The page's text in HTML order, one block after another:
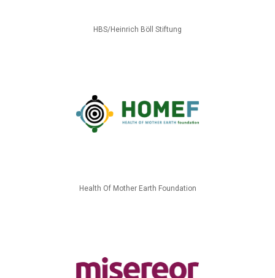
HBS/Heinrich Böll Stiftung
Health Of Mother Earth Foundation